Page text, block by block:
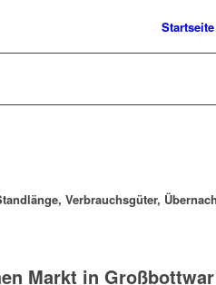
Startseite
Verbrauchsgüter,
Markt in